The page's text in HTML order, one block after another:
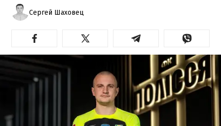
Сергей Шаховец